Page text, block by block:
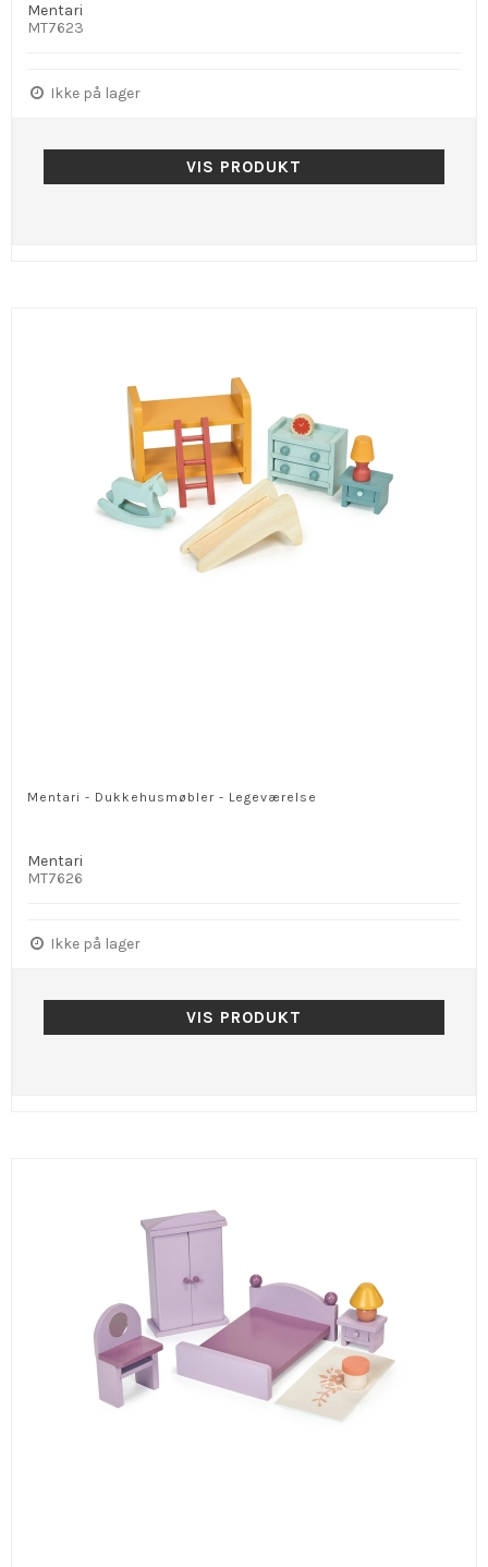
Mentari
MT7623
Ikke på lager
VIS PRODUKT
Mentari - Dukkehusmøbler - Legeværelse
Mentari
MT7626
Ikke på lager
VIS PRODUKT